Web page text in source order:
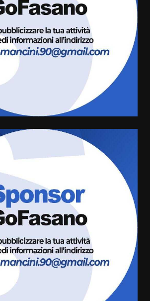
Fasanese ferito a colpi di arma
da fuoco
6 Agosto 2026 18:13
Carta d’identità: continua il piano
di aperture straordinarie del
Comune di Fasano
cittadina di Fratelli d’Italia,
pronta a tornare in Consiglio
comunale
6 Agosto 2026 08:00
Cura dei beni comuni e
cittadinanza attiva: online
l’avviso per la gestione
condivisa della Villetta di
Laureto
La magia del Minareto e la prima
assoluta de “L’Albergo
Belvedere. Il rapimento”
6 Agosto 2026 06:15